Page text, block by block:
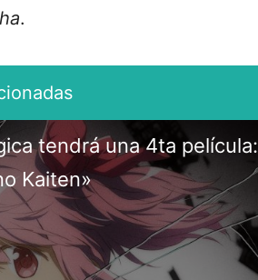
.
tendrá una 4ta película:
Kaiten»